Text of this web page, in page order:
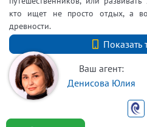
кто ищет не просто отдых, а
древности.
Показать
+7 (812)
Ваш агент:
Денисова Юлия